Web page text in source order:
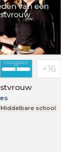
Middelbare school